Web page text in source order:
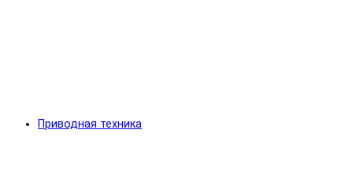
Приводная техника